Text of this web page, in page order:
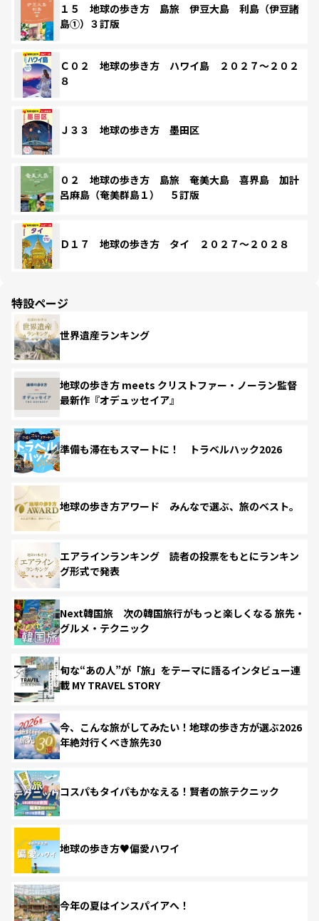
１５ 地球の歩き方 島旅 伊豆大島 利島（伊豆諸
島①）３訂版
Ｃ０２ 地球の歩き方 ハワイ島 ２０２７～２０２
８
Ｊ３３ 地球の歩き方 墨田区
０２ 地球の歩き方 島旅 奄美大島 喜界島 加計
呂麻島（奄美群島１） ５訂版
Ｄ１７ 地球の歩き方 タイ ２０２７～２０２８
特設ページ
世界遺産ランキング
地球の歩き方 meets クリストファー・ノーラン監督
最新作『オデュッセイア』
準備も滞在もスマートに！ トラベルハック2026
地球の歩き方アワード みんなで選ぶ、旅のベスト。
エアラインランキング 読者の投票をもとにランキン
グ形式で発表
Next韓国旅 次の韓国旅行がもっと楽しくなる 旅先・
グルメ・テクニック
旬な“あの人”が「旅」をテーマに語るインタビュー連
載 MY TRAVEL STORY
今、こんな旅がしてみたい！地球の歩き方が選ぶ2026
年絶対行くべき旅先30
コスパもタイパもかなえる！賢者の旅テクニック
地球の歩き方♥偏愛ハワイ
今年の夏はインスパイアへ！